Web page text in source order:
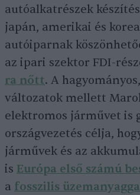
autóalkatrészek
japán, amerikai és
autóiparnak
az ipari szektor FDI-
ra nőtt. A
változatok mellett
elektromos járművet is
országvezetés célja,
járművek és az
is Európa első számú
a fosszilis